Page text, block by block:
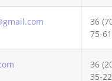
36
75-61
36
35-22